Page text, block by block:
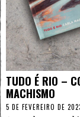
TUDO É RIO –
MACHISMO
5 DE FEVEREIRO DE